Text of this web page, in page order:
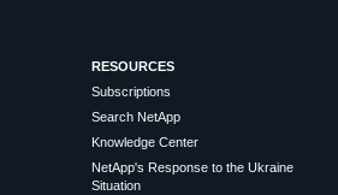
RESOURCES
Subscriptions
Search NetApp
Knowledge Center
NetApp's Response to the Ukraine
Situation